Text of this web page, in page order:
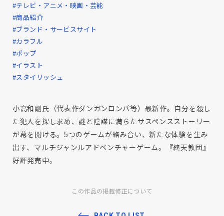
#テレビ・アニメ・映画・芸能
#商品紹介
#ブランド・サービスサイト
#カラフル
#ポップ
#イラスト
#スタイリッシュ
小高和剛氏（代表作ダンガンロンパ等）最新作。自分を殺し
た犯人を探し求め、謎と陰謀に満ちたサスペンスストーリー
が幕を開ける。5つのゲームが絡み合い、新たな体験を生み
出す、マルチジャンルアドベンチャーゲーム。『終天教団』
好評発売中。
この作品の掲載修正について